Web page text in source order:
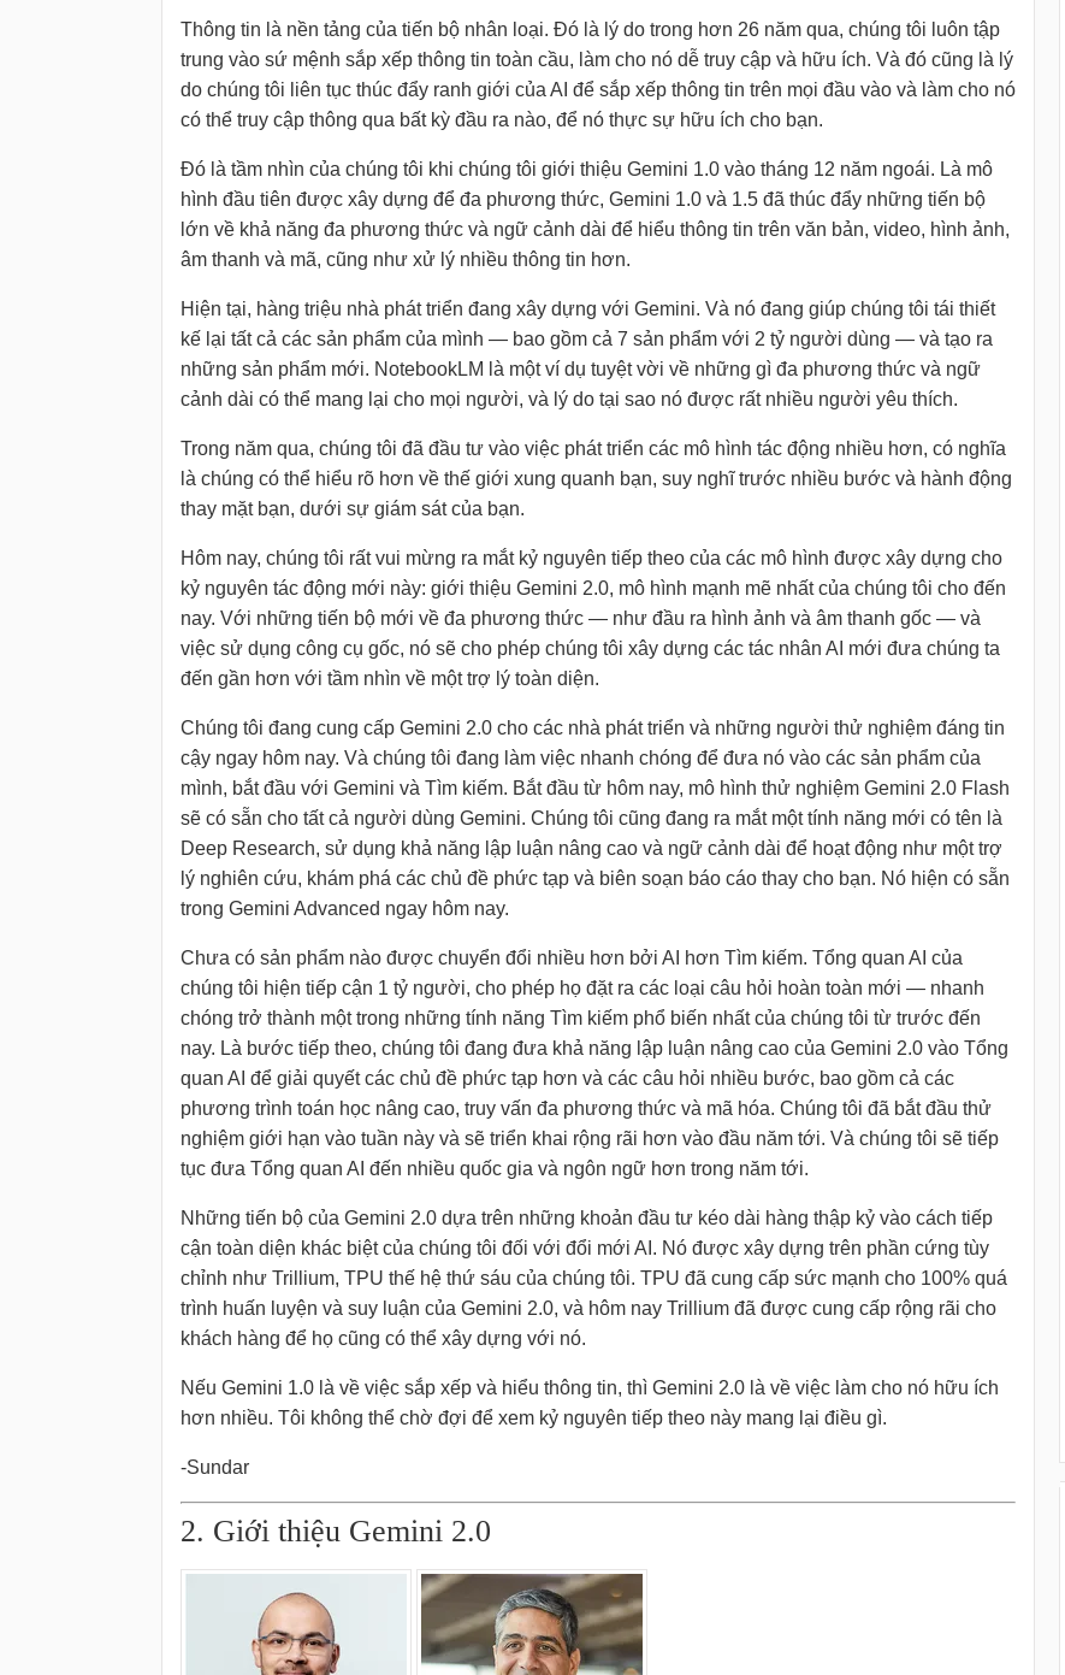
Thông tin là nền tảng của tiến bộ nhân loại. Đó là lý do trong hơn 26 năm qua, chúng tôi luôn tập
trung vào sứ mệnh sắp xếp thông tin toàn cầu, làm cho nó dễ truy cập và hữu ích. Và đó cũng là lý
do chúng tôi liên tục thúc đẩy ranh giới của AI để sắp xếp thông tin trên mọi đầu vào và làm cho nó
có thể truy cập thông qua bất kỳ đầu ra nào, để nó thực sự hữu ích cho bạn.
Đó là tầm nhìn của chúng tôi khi chúng tôi giới thiệu Gemini 1.0 vào tháng 12 năm ngoái. Là mô
hình đầu tiên được xây dựng để đa phương thức, Gemini 1.0 và 1.5 đã thúc đẩy những tiến bộ
lớn về khả năng đa phương thức và ngữ cảnh dài để hiểu thông tin trên văn bản, video, hình ảnh,
âm thanh và mã, cũng như xử lý nhiều thông tin hơn.
Hiện tại, hàng triệu nhà phát triển đang xây dựng với Gemini. Và nó đang giúp chúng tôi tái thiết
kế lại tất cả các sản phẩm của mình — bao gồm cả 7 sản phẩm với 2 tỷ người dùng — và tạo ra
những sản phẩm mới. NotebookLM là một ví dụ tuyệt vời về những gì đa phương thức và ngữ
cảnh dài có thể mang lại cho mọi người, và lý do tại sao nó được rất nhiều người yêu thích.
Trong năm qua, chúng tôi đã đầu tư vào việc phát triển các mô hình tác động nhiều hơn, có nghĩa
là chúng có thể hiểu rõ hơn về thế giới xung quanh bạn, suy nghĩ trước nhiều bước và hành động
thay mặt bạn, dưới sự giám sát của bạn.
Hôm nay, chúng tôi rất vui mừng ra mắt kỷ nguyên tiếp theo của các mô hình được xây dựng cho
kỷ nguyên tác động mới này: giới thiệu Gemini 2.0, mô hình mạnh mẽ nhất của chúng tôi cho đến
nay. Với những tiến bộ mới về đa phương thức — như đầu ra hình ảnh và âm thanh gốc — và
việc sử dụng công cụ gốc, nó sẽ cho phép chúng tôi xây dựng các tác nhân AI mới đưa chúng ta
đến gần hơn với tầm nhìn về một trợ lý toàn diện.
Chúng tôi đang cung cấp Gemini 2.0 cho các nhà phát triển và những người thử nghiệm đáng tin
cậy ngay hôm nay. Và chúng tôi đang làm việc nhanh chóng để đưa nó vào các sản phẩm của
mình, bắt đầu với Gemini và Tìm kiếm. Bắt đầu từ hôm nay, mô hình thử nghiệm Gemini 2.0 Flash
sẽ có sẵn cho tất cả người dùng Gemini. Chúng tôi cũng đang ra mắt một tính năng mới có tên là
Deep Research, sử dụng khả năng lập luận nâng cao và ngữ cảnh dài để hoạt động như một trợ
lý nghiên cứu, khám phá các chủ đề phức tạp và biên soạn báo cáo thay cho bạn. Nó hiện có sẵn
trong Gemini Advanced ngay hôm nay.
Chưa có sản phẩm nào được chuyển đổi nhiều hơn bởi AI hơn Tìm kiếm. Tổng quan AI của
chúng tôi hiện tiếp cận 1 tỷ người, cho phép họ đặt ra các loại câu hỏi hoàn toàn mới — nhanh
chóng trở thành một trong những tính năng Tìm kiếm phổ biến nhất của chúng tôi từ trước đến
nay. Là bước tiếp theo, chúng tôi đang đưa khả năng lập luận nâng cao của Gemini 2.0 vào Tổng
quan AI để giải quyết các chủ đề phức tạp hơn và các câu hỏi nhiều bước, bao gồm cả các
phương trình toán học nâng cao, truy vấn đa phương thức và mã hóa. Chúng tôi đã bắt đầu thử
nghiệm giới hạn vào tuần này và sẽ triển khai rộng rãi hơn vào đầu năm tới. Và chúng tôi sẽ tiếp
tục đưa Tổng quan AI đến nhiều quốc gia và ngôn ngữ hơn trong năm tới.
Những tiến bộ của Gemini 2.0 dựa trên những khoản đầu tư kéo dài hàng thập kỷ vào cách tiếp
cận toàn diện khác biệt của chúng tôi đối với đổi mới AI. Nó được xây dựng trên phần cứng tùy
chỉnh như Trillium, TPU thế hệ thứ sáu của chúng tôi. TPU đã cung cấp sức mạnh cho 100% quá
trình huấn luyện và suy luận của Gemini 2.0, và hôm nay Trillium đã được cung cấp rộng rãi cho
khách hàng để họ cũng có thể xây dựng với nó.
Nếu Gemini 1.0 là về việc sắp xếp và hiểu thông tin, thì Gemini 2.0 là về việc làm cho nó hữu ích
hơn nhiều. Tôi không thể chờ đợi để xem kỷ nguyên tiếp theo này mang lại điều gì.
-Sundar
2. Giới thiệu Gemini 2.0